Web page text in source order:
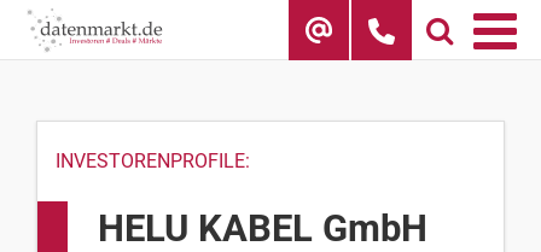
Skip
INVESTORENPROFILE:
HELU KABEL GmbH